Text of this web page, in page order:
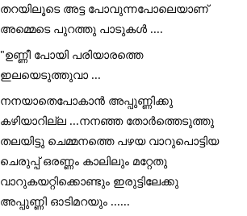
തറയിലൂടെ അട്ട പോവുന്നപോലെയാണ്
അമ്മെടെ പുറത്തു പാടുകൾ ....
"ഉണ്ണീ പോയി പരിയാരത്തെ
ഇലയെടുത്തുവാ ...
നനയാതെപോകാൻ അപ്പുണ്ണിക്കു
കഴിയാറില്ല ...നനഞ്ഞ തോർത്തെടുത്തു
തലയിട്ടു ചെമ്മനത്തെ പഴയ വാറുപൊട്ടിയ
ചെരുപ്പ് ഒരണ്ണം കാലിലും മറ്റേതു
വാറുകയറ്റിക്കൊണ്ടും ഇരുട്ടിലേക്കു
അപ്പുണ്ണി ഓടിമറയും ......